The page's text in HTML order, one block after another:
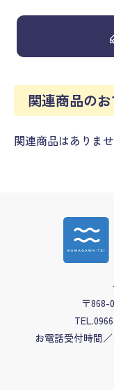
関連商品の
関連商品はありませ
〒868-
お電話受付時間